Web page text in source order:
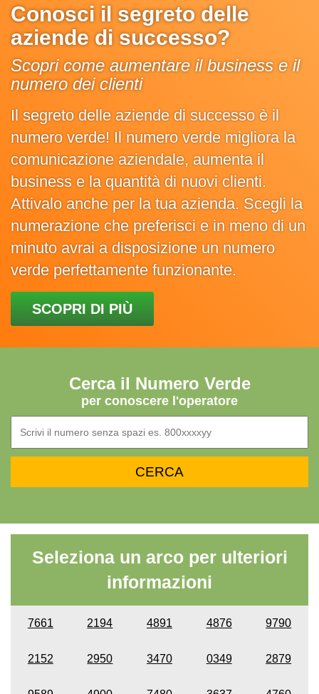
Conosci il segreto delle
aziende di successo?
Scopri come aumentare il business e il
numero dei clienti
Il segreto delle aziende di successo è il
numero verde! Il numero verde migliora la
comunicazione aziendale, aumenta il
business e la quantità di nuovi clienti.
Attivalo anche per la tua azienda. Scegli la
numerazione che preferisci e in meno di un
minuto avrai a disposizione un numero
verde perfettamente funzionante.
SCOPRI DI PIÙ
Cerca il Numero Verde
per conoscere l'operatore
Seleziona un arco per ulteriori
informazioni
7661 2194 4891 4876 9790
2152 2950 3470 0349 2879